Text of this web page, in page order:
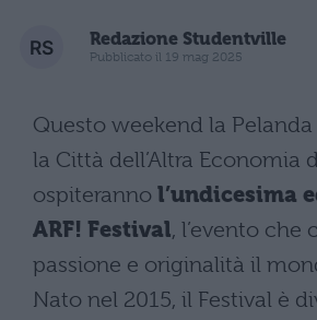
Redazione Studentville
Pubblicato il 19 mag 2025
Questo weekend la
la Città dell’Altra Economia
ospiteranno l’undicesima
ARF! Festival, l’evento che
passione e originalità il
Nato nel 2015, il Festival è